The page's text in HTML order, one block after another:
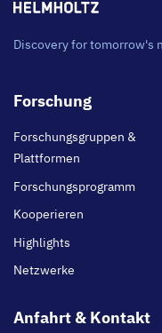
Discovery for tomorrow's
Footer
Forschung
Forschungsgruppen &
Plattformen
Forschungsprogramm
Kooperieren
Highlights
Netzwerke
Anfahrt & Kontakt